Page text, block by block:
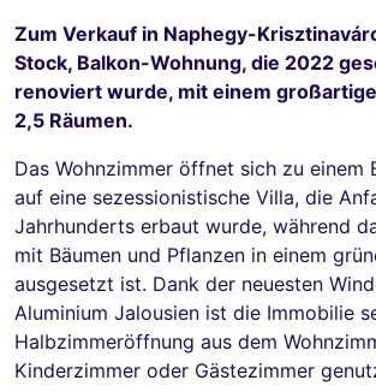
Zum Verkauf in Naphegy-
Stock, Balkon-Wohnung, die 2022
renoviert wurde, mit einem
2,5 Räumen.
Das Wohnzimmer öffnet sich zu einem
auf eine sezessionistische Villa, die
Jahrhunderts erbaut wurde, während
mit Bäumen und Pflanzen in einem
ausgesetzt ist. Dank der neuesten
Aluminium Jalousien ist die Immobilie
Halbzimmeröffnung aus dem
Kinderzimmer oder Gästezimmer